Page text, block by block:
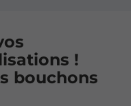
!
bouchons